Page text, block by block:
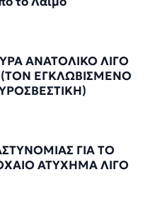
ΑΝΑΤΟΛΙΚΟ ΛΙΓΟ
ΕΓΚΛΩΒΙΣΜΕΝΟ
ΓΙΑ ΤΟ
ΑΤΥΧΗΜΑ ΛΙΓΟ